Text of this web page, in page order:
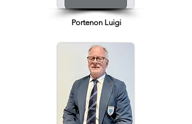
Portenon Luigi